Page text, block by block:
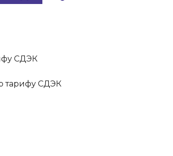
СДЭК
тарифу СДЭК